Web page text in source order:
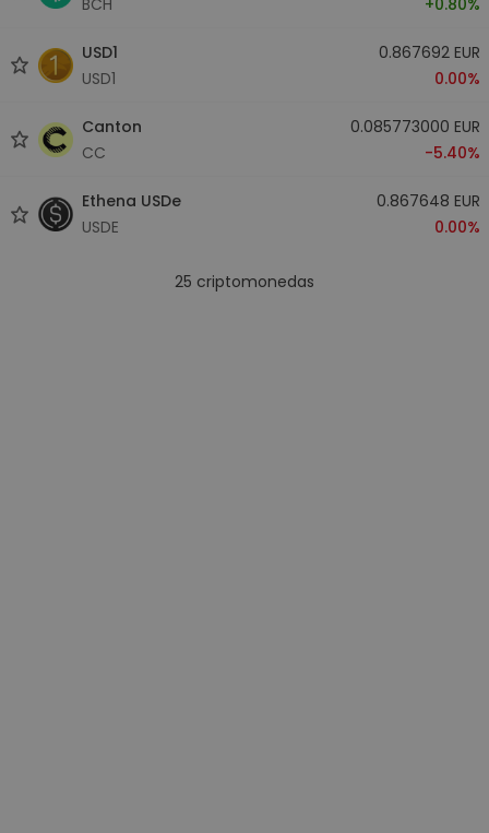
USD1
USD1
0.867692 EUR
0.00%
Canton
CC
0.085773000 EUR
-5.40%
Ethena USDe
USDE
0.867648 EUR
0.00%
25 criptomonedas